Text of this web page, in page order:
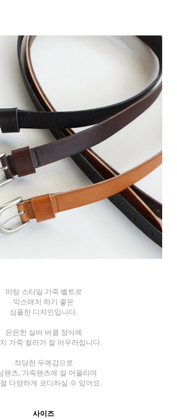
마랑 스타일 가죽 벨트로
믹스매치 하기 좋은
심플한 디자인입니다.
은은한 실버 버클 장식에
가죽 컬러가 잘 어우러집니다.
적당한 두께감으로
팬츠, 가죽팬츠에 잘 어울리며
다양하게 코디하실 수 있어요.
사이즈